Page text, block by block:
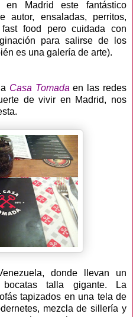
en Madrid este fantástico
autor, ensaladas, perritos,
food pero cuidada con
para salirse de los
es una galería de arte).
Casa Tomadaen las redes
de vivir en Madrid, nos
donde llevan un
talla gigante. La
tapizados en una tela de
mezcla de sillería y